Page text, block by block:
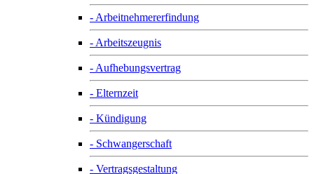
- Arbeitnehmererfindung
- Arbeitszeugnis
- Aufhebungsvertrag
- Elternzeit
- Kündigung
- Schwangerschaft
- Vertragsgestaltung